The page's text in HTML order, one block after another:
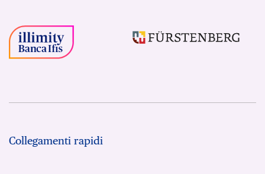
Collegamenti rapidi